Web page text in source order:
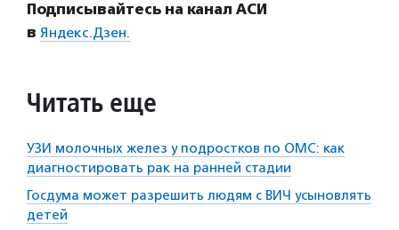
Подписывайтесь на канал АСИ
в Яндекс.Дзен.
Читать еще
УЗИ молочных желез у подростков по ОМС: как
диагностировать рак на ранней стадии
Госдума может разрешить людям с ВИЧ усыновлять
детей